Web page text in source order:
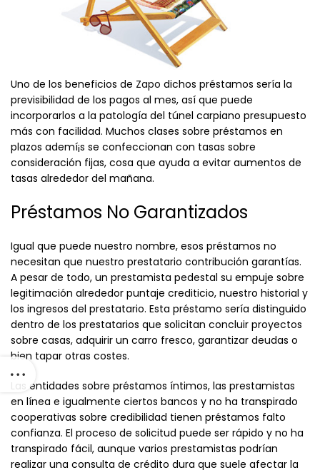
Uno de los beneficios de Zapo dichos préstamos serí­a la
previsibilidad de los pagos al mes, así que puede
incorporarlos a la patologí­a del túnel carpiano presupuesto
más con facilidad. Muchos clases sobre préstamos en
plazos ademí¡s se confeccionan con tasas sobre
consideración fijas, cosa que ayuda a evitar aumentos de
tasas alrededor del mañana.
Préstamos No Garantizados
Igual que puede nuestro nombre, esos préstamos no
necesitan que nuestro prestatario contribución garantías.
A pesar de todo, un prestamista pedestal su empuje sobre
legitimación alrededor puntaje crediticio, nuestro historial y
los ingresos del prestatario. Esta préstamo serí­a distinguido
dentro de los prestatarios que solicitan concluir proyectos
sobre casas, adquirir un carro fresco, garantizar deudas o
bien tapar otras costes.
Las entidades sobre préstamos íntimos, las prestamistas
en línea e igualmente ciertos bancos y no ha transpirado
cooperativas sobre credibilidad tienen préstamos falto
confianza. El proceso de solicitud puede ser rápido y no ha
transpirado fácil, aunque varios prestamistas podrían
realizar una consulta de crédito dura que suele afectar la